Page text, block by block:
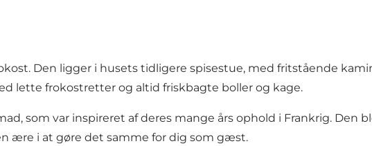
Den ligger i husets tidligere spisestue, med fritstående
lette frokostretter og altid friskbagte boller og kage.
som var inspireret af deres mange års ophold i Frankrig. Den
ære i at gøre det samme for dig som gæst.